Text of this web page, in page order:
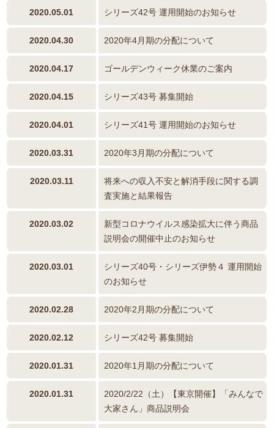
2020.05.01 シリーズ42号 運用開始のお知らせ
2020.04.30 2020年4月期の分配について
2020.04.17 ゴールデンウィーク休業のご案内
2020.04.15 シリーズ43号 募集開始
2020.04.01 シリーズ41号 運用開始のお知らせ
2020.03.31 2020年3月期の分配について
2020.03.11
将来への収入不安と解消手段に関する調
査実施と結果報告
2020.03.02
新型コロナウイルス感染拡大に伴う商品
説明会の開催中止のお知らせ
2020.03.01
シリーズ40号・シリーズ伊勢４ 運用開始
のお知らせ
2020.02.28 2020年2月期の分配について
2020.02.12 シリーズ42号 募集開始
2020.01.31 2020年1月期の分配について
2020.01.31
2020/2/22（土）【東京開催】「みんなで
大家さん」商品説明会